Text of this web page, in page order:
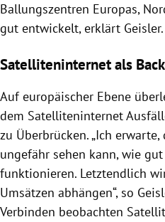
Ballungszentren Europas,
gut entwickelt, erklärt Geisler.
Satelliteninternet als
Auf europäischer Ebene
dem Satelliteninternet
zu Überbrücken. „Ich
ungefähr sehen kann, wie
funktionieren. Letztendlich
Umsätzen abhängen“, so
Verbinden beobachten